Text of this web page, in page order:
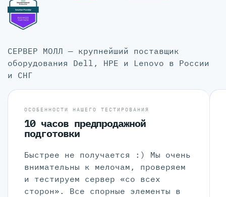
СЕРВЕР МОЛЛ — крупнейший поставщик
оборудования Dell, HPE и Lenovo в России
и СНГ
ОСОБЕННОСТИ НАШЕГО ТЕСТИРОВАНИЯ
10 часов предпродажной
подготовки
Быстрее не получается :) Мы очень
внимательны к мелочам, проверяем
и тестируем сервер «со всех
сторон». Все спорные элементы в